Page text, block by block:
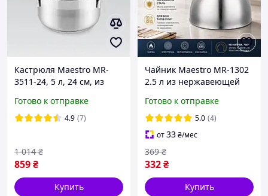
Кастрюля Maestro MR-
3511-24, 5 л, 24 см, из
крышкой, для всех типов
плит
Готово к отправке
4.9 (7)
859₴
1 014 ₴
Купить
Чайник Maestro MR-1302
2.5 л из нержавеющей
плит
Готово к отправке
5.0 (4)
от33₴/мес
332₴
369 ₴
Купить